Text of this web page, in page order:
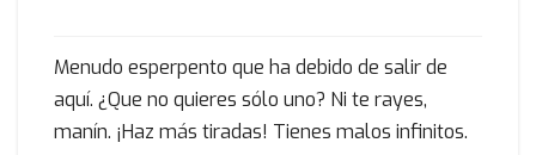
Menudo esperpento que ha debido de salir de
aquí. ¿Que no quieres sólo uno? Ni te rayes,
manín. ¡Haz más tiradas! Tienes malos infinitos.